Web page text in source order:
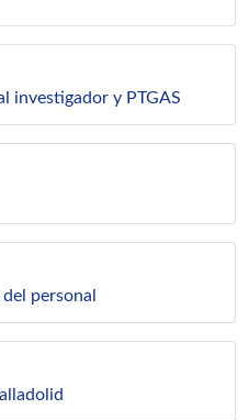
investigador y PTGAS
personal